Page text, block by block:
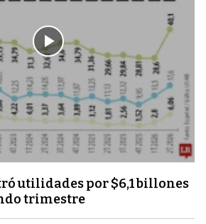
utilidades por $6,1 billones
trimestre